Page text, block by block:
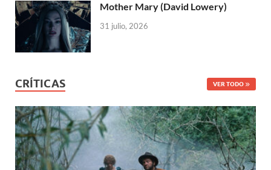
Mother Mary (David Lowery)
31 julio, 2026
CRÍTICAS VER TODO